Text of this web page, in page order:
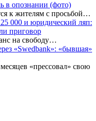
в опознании (фото)
к жителям с просьбой…
000 и юридический ляп:
приговор
на свободу…
«Swedbank»: «бывшая»
«прессовал» свою